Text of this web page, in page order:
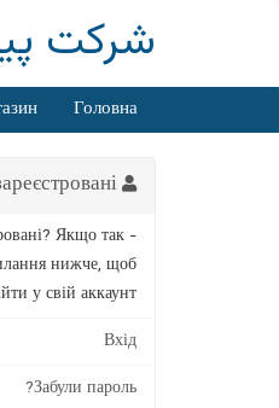
شرکت
Головна
Якщо так -
нижче, щоб
у свій аккаунт.
Вхід
Забули пароль?